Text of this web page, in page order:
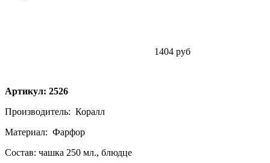
1404 руб
Артикул: 2526
Производитель: Коралл
Материал: Фарфор
Состав: чашка 250 мл., блюдце